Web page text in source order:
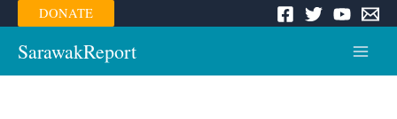
Skip
to
content
DONATE
SarawakReport